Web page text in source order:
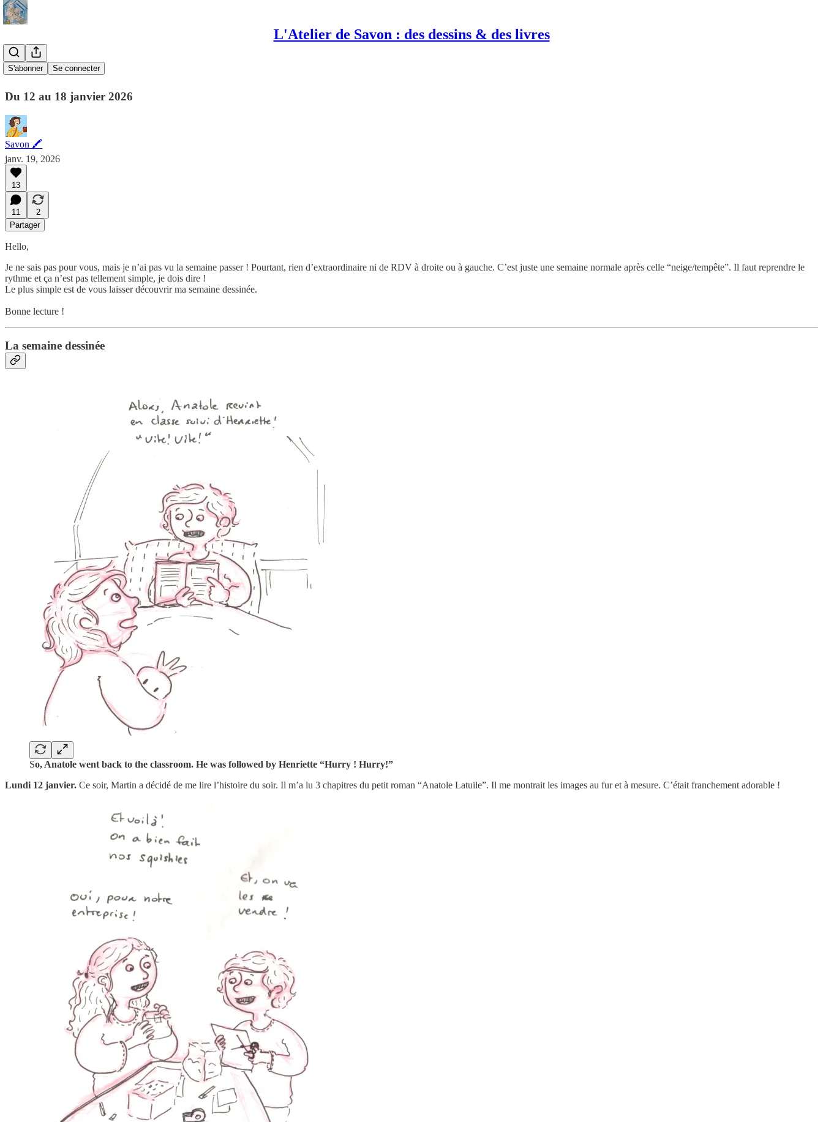
L'Atelier de Savon : des dessins & des livres
S'abonner Se connecter
Semaine 03
Du 12 au 18 janvier 2026
Savon 🖍
janv. 19, 2026
13
11
2
Partager
Hello,
Je ne sais pas pour vous, mais je n’ai pas vu la semaine passer ! Pourtant, rien d’extraordinaire ni de RDV à droite ou à gauche. C’est juste une semaine normale après celle “neige/tempête”. Il faut reprendre le
rythme et ça n’est pas tellement simple, je dois dire !
Le plus simple est de vous laisser découvrir ma semaine dessinée.
Bonne lecture !
La semaine dessinée
So, Anatole went back to the classroom. He was followed by Henriette “Hurry ! Hurry!”
Lundi 12 janvier. Ce soir, Martin a décidé de me lire l’histoire du soir. Il m’a lu 3 chapitres du petit roman “Anatole Latuile”. Il me montrait les images au fur et à mesure. C’était franchement adorable !